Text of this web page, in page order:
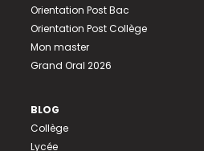
Orientation Post Bac
Orientation Post Collège
Mon master
Grand Oral 2026
BLOG
Collège
Lycée